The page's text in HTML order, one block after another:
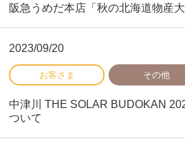
阪急うめだ本店「秋の北海道物産
2023/09/20
中津川 THE SOLAR BUDOKAN
ついて